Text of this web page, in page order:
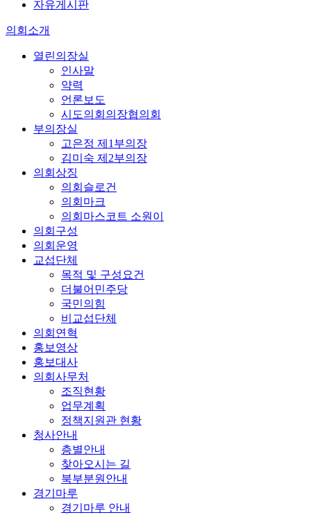
자유게시판
의회소개
열린의장실
인사말
약력
언론보도
시도의회의장협의회
부의장실
고은정 제1부의장
김미숙 제2부의장
의회상징
의회슬로건
의회마크
의회마스코트 소원이
의회구성
의회운영
교섭단체
목적 및 구성요건
더불어민주당
국민의힘
비교섭단체
의회연혁
홍보영상
홍보대사
의회사무처
조직현황
업무계획
정책지원관 현황
청사안내
층별안내
찾아오시는 길
북부분원안내
경기마루
경기마루 안내